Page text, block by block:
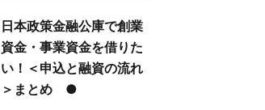
日本政策金融公庫で創業
資金・事業資金を借りた
い！＜申込と融資の流れ
＞まとめ ●